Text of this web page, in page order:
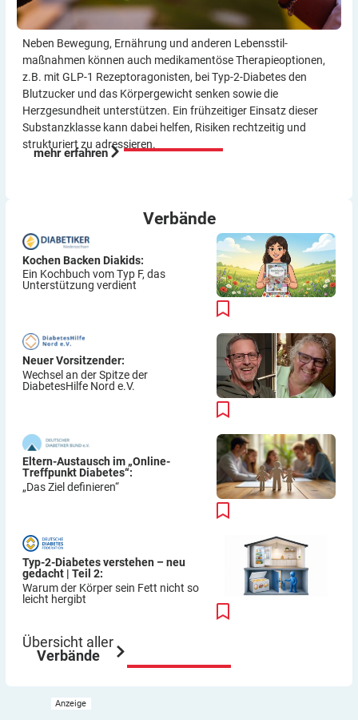
Thomas
Neben Bewegung, Ernährung und anderen Lebensstil­
maßnahmen können auch medikamentöse Therapie­optionen,
z.B. mit GLP-1 Rezeptor­agonisten, bei Typ-2-Diabetes den
Blutzucker und das Körper­gewicht senken sowie die
Herzgesundheit unterstützen. Ein frühzeitiger Einsatz dieser
Substanzklasse kann dabei helfen, Risiken rechtzeitig und
strukturiert zu adressieren.
mehr erfahren
Verbände
Kochen Backen Diakids:
Ein Kochbuch vom Typ F, das
Unterstützung verdient
Neuer Vorsitzender:
Wechsel an der Spitze der
DiabetesHilfe Nord e.V.
Eltern-Austausch im „Online-
Treffpunkt Diabetes“:
„Das Ziel definieren“
Typ-2-Diabetes verstehen – neu
gedacht | Teil 2:
Warum der Körper sein Fett nicht so
leicht hergibt
Übersicht aller
Verbände